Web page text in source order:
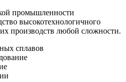
промышленности
высокотехнологичного
производств любой сложности.
сплавов